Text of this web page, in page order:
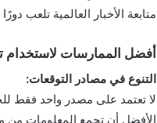
متابعة الأخبار العالمية تلعب
أفضل الممارسات
التنوع في مصادر التوقعات:
لا تعتمد على مصدر واحد فقط
الأفضل أن تجمع المعلومات من